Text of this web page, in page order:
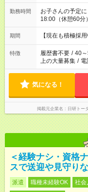
勤務時間
お子さんの予定にも柔軟
18:00（休憩60分
19:00（休憩60分） ※Wワーク希望の方へ 今ご覧のお
望する勤務時間
期間 【現在も積極採
特徴 履歴書不要 / 40
上の大量募集 / 電
気になる！
掲載元企業名 日研トー
＜経験ナシ・資格
スで送迎や見守りな
派遣 職種未経験OK 社会